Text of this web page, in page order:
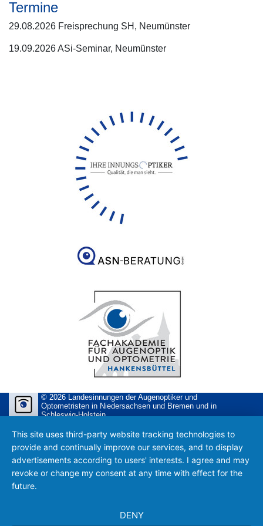
Termine
29.08.2026 Freisprechung SH, Neumünster
19.09.2026 ASi-Seminar, Neumünster
© 2026 Landesinnungen der Augenoptiker und
Optometristen in Niedersachsen und Bremen und in
Schleswig-Holstein
This site uses third-party website tracking technologies to
provide and continually improve our services, and to display
advertisements according to users' interests. I agree and may
revoke or change my consent at any time with effect for the
future.
DENY